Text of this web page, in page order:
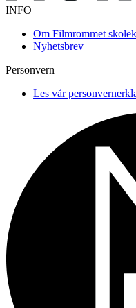
INFO
Om Filmrommet
Nyhetsbrev
Personvern
Les vår